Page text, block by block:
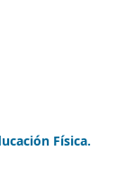
Física.